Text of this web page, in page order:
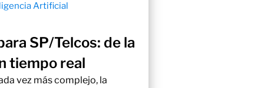
Artificial
SP/Telcos: de la
tiempo real
vez más complejo, la